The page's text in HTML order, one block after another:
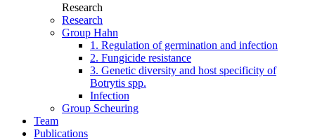
Research
Research
Group Hahn
1. Regulation of germination and infection
2. Fungicide resistance
3. Genetic diversity and host specificity of
Botrytis spp.
Infection
Group Scheuring
Team
Publications